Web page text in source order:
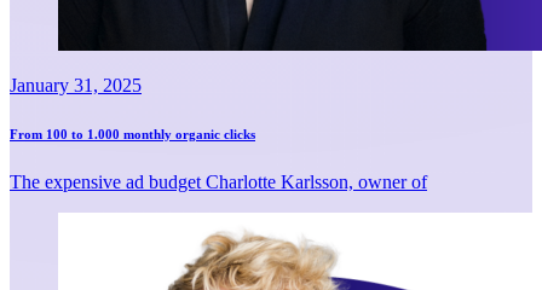
January 31, 2025
From 100 to 1.000 monthly organic clicks
The expensive ad budget Charlotte Karlsson, owner of